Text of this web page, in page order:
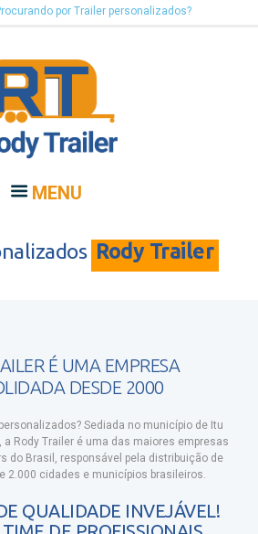
por Trailer personalizados?
MENU
Rody Trailer
É UMA EMPRESA
DESDE 2000
Sediada no município de Itu
a Rody Trailer é uma das maiores empresas
do Brasil, responsável pela distribuição de
2.000 cidades e municípios brasileiros.
QUALIDADE INVEJÁVEL!